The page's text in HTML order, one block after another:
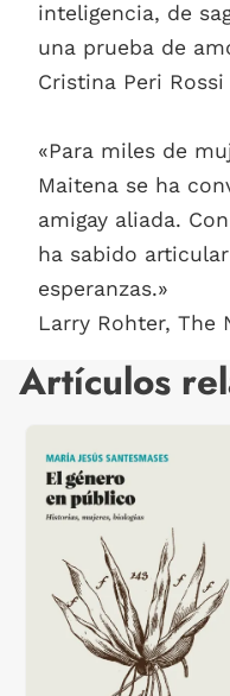
inteligencia, de
una prueba de
Cristina Peri Rossi
«Para miles de
Maitena se ha
amigay aliada.
ha sabido
esperanzas.»
Larry Rohter, The
Artículos